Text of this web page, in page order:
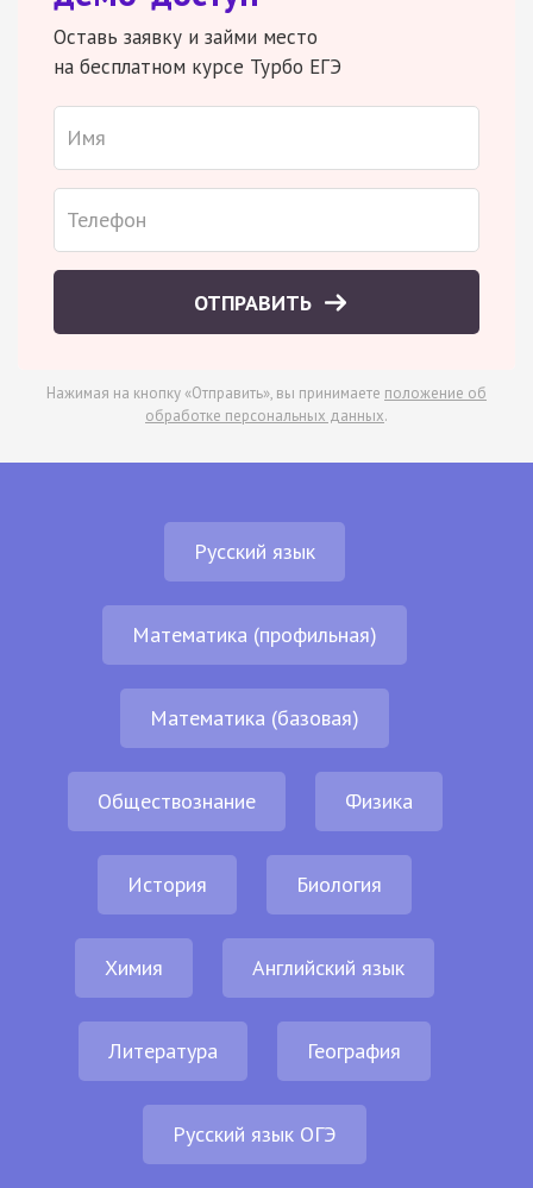
Оставь заявку и займи место
на бесплатном курсе Турбо ЕГЭ
ОТПРАВИТЬ
Нажимая на кнопку «Отправить», вы принимаете положение об
обработке персональных данных.
Русский язык
Математика (профильная)
Математика (базовая)
Обществознание Физика
История Биология
Химия Английский язык
Литература География
Русский язык ОГЭ